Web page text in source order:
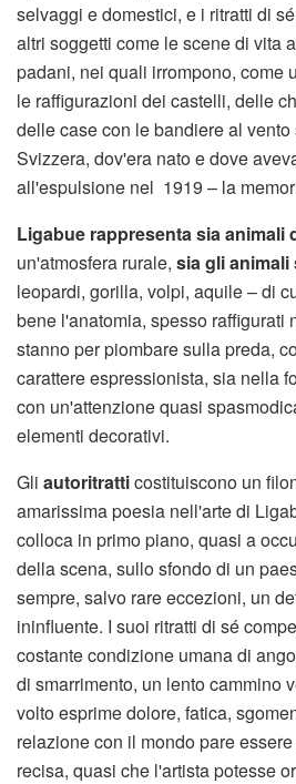
selvaggi e domestici, e i ritratti di
altri soggetti come le scene di vita
padani, nei quali irrompono, come
le raffigurazioni dei castelli, delle
delle case con le bandiere al
Svizzera, dov'era nato e dove
all'espulsione nel 1919 – la
Ligabue rappresenta sia animali
un'atmosfera rurale, sia gli animali
leopardi, gorilla, volpi, aquile – di
bene l'anatomia, spesso raffigurati
stanno per piombare sulla preda,
carattere espressionista, sia nella
con un'attenzione quasi
elementi decorativi.
Gli autoritratticostituiscono un
amarissima poesia nell'arte di
colloca in primo piano, quasi a
della scena, sullo sfondo di un
sempre, salvo rare eccezioni, un
ininfluente. I suoi ritratti di sé
costante condizione umana di
di smarrimento, un lento cammino
volto esprime dolore, fatica,
relazione con il mondo pare
recisa, quasi che l'artista potesse